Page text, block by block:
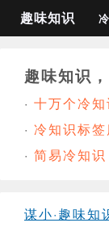
趣味知识
趣味知识
· 十万个冷知
· 冷知识标签
· 简易冷知识
谋小·趣味知